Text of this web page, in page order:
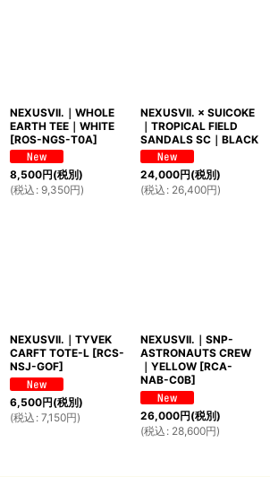
NEXUSVII.｜WHOLE
EARTH TEE｜WHITE
[ROS-NGS-T0A]
8,500円(税別)
(税込 : 9,350円)
NEXUSVII. × SUICOKE
｜TROPICAL FIELD
SANDALS SC｜BLACK
24,000円(税別)
(税込 : 26,400円)
NEXUSVII.｜TYVEK
CARFT TOTE-L [RCS-
NSJ-GOF]
6,500円(税別)
(税込 : 7,150円)
NEXUSVII.｜SNP-
ASTRONAUTS CREW
｜YELLOW [RCA-
NAB-C0B]
26,000円(税別)
(税込 : 28,600円)